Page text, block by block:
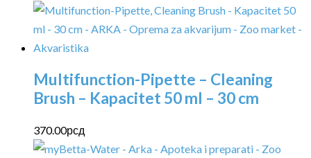
Multifunction-Pipette – Cleaning
Brush – Kapacitet 50 ml – 30 cm
370.00рсд